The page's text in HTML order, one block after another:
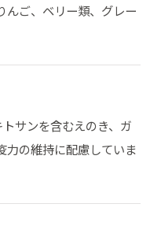
んご、ベリー類、グレー
サンを含むえのき、ガ
力の維持に配慮していま